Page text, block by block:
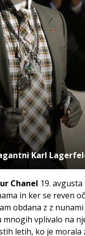
Karl
Chanel 19.
in ker se reven
obdana z z
vplivalo na
letih, ko je